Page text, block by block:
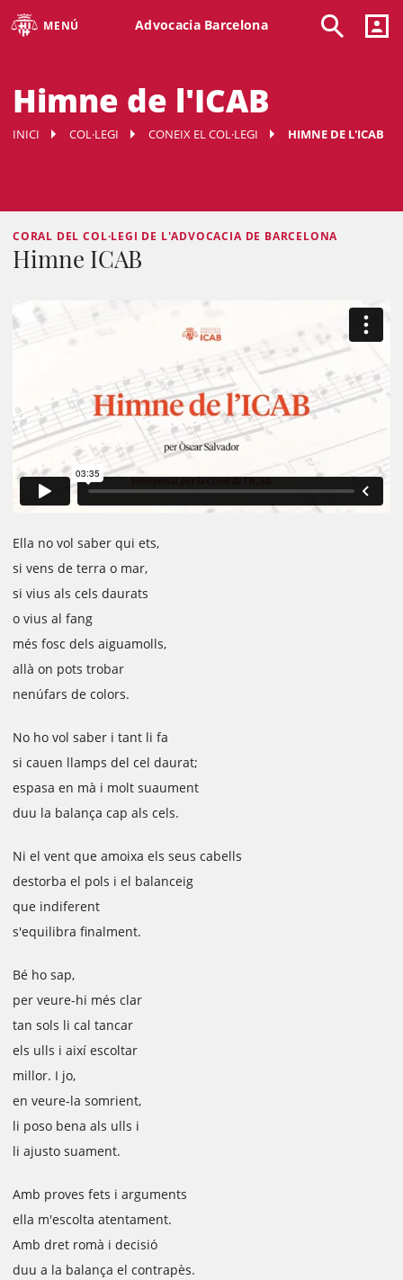
MENÚ Advocacia Barcelona
Himne de l'ICAB
INICI COL·LEGI CONEIX EL COL·LEGI HIMNE DE L'ICAB
CORAL DEL COL·LEGI DE L'ADVOCACIA DE BARCELONA
Himne ICAB
Ella no vol saber qui ets,
si vens de terra o mar,
si vius als cels daurats
o vius al fang
més fosc dels aiguamolls,
allà on pots trobar
nenúfars de colors.
No ho vol saber i tant li fa
si cauen llamps del cel daurat;
espasa en mà i molt suaument
duu la balança cap als cels.
Ni el vent que amoixa els seus cabells
destorba el pols i el balanceig
que indiferent
s'equilibra finalment.
Bé ho sap,
per veure-hi més clar
tan sols li cal tancar
els ulls i així escoltar
millor. I jo,
en veure-la somrient,
li poso bena als ulls i
li ajusto suament.
Amb proves fets i arguments
ella m'escolta atentament.
Amb dret romà i decisió
duu a la balança el contrapès.